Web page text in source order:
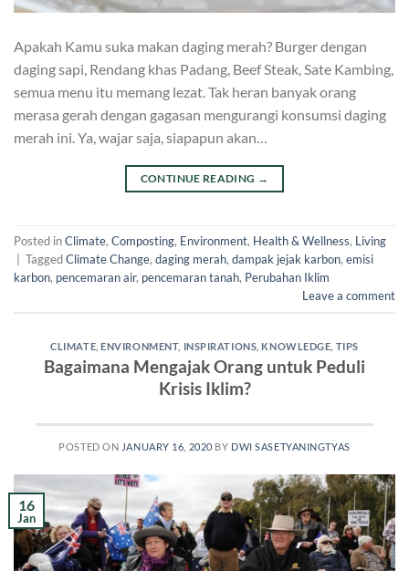
Apakah Kamu suka makan daging merah? Burger dengan
daging sapi, Rendang khas Padang, Beef Steak, Sate Kambing,
semua menu itu memang lezat. Tak heran banyak orang
merasa gerah dengan gagasan mengurangi konsumsi daging
merah ini. Ya, wajar saja, siapapun akan…
CONTINUE READING →
Posted inClimate, Composting, Environment, Health & Wellness, Living
TaggedClimate Change, daging merah, dampak jejak karbon, emisi
karbon, pencemaran air, pencemaran tanah, Perubahan Iklim
Leave a comment
CLIMATE ,ENVIRONMENT, INSPIRATIONS KNOWLEDGE TIPS
Bagaimana Mengajak Orang untuk Peduli
Krisis Iklim?
POSTED ON JANUARY 16, 2020 BY DWI SASETYANINGTYAS
16
Jan